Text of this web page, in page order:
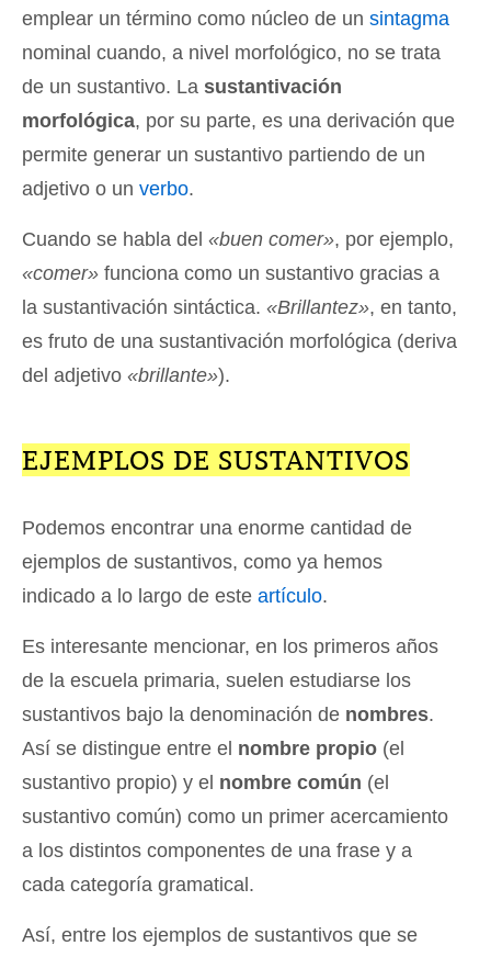
emplear un término como núcleo de un sintagma
nominal cuando, a nivel morfológico, no se trata
de un sustantivo. La sustantivación
morfológica, por su parte, es una derivación que
permite generar un sustantivo partiendo de un
adjetivo o un verbo.
Cuando se habla del «buen comer», por ejemplo,
«comer» funciona como un sustantivo gracias a
la sustantivación sintáctica. «Brillantez», en tanto,
es fruto de una sustantivación morfológica (deriva
del adjetivo «brillante»).
EJEMPLOS DE SUSTANTIVOS
Podemos encontrar una enorme cantidad de
ejemplos de sustantivos, como ya hemos
indicado a lo largo de este artículo.
Es interesante mencionar, en los primeros años
de la escuela primaria, suelen estudiarse los
sustantivos bajo la denominación de nombres.
Así se distingue entre el nombre propio (el
sustantivo propio) y el nombre común (el
sustantivo común) como un primer acercamiento
a los distintos componentes de una frase y a
cada categoría gramatical.
Así, entre los ejemplos de sustantivos que se